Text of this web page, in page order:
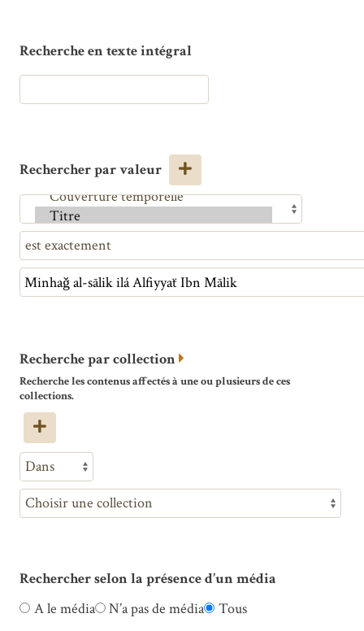
Recherche en texte intégral
Rechercher par valeur
Recherche par collection
Recherche les contenus affectés à une ou plusieurs de ces
collections.
Rechercher selon la présence d’un média
A le média
N’a pas de média Tous